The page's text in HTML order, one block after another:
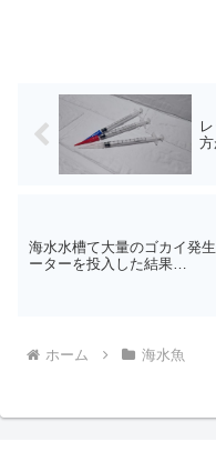
海水水槽て大量のゴカイ発生
ーターを投入した結果…
ホーム 海水魚